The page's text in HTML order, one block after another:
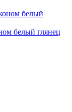
белый глянец